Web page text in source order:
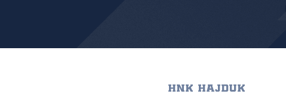
HNK HAJDUK